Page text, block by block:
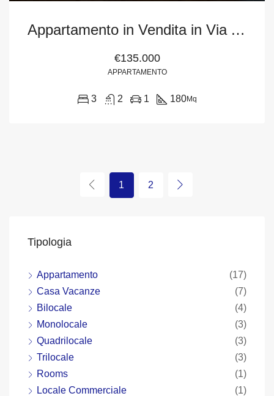
Appartamento in Vendita in Via Archi Nazionale, San Filippo del Mela (Me)
€135.000
APPARTAMENTO
3 2 1 180Mq
1 2
Tipologia
Appartamento
(17)
Casa Vacanze
(7)
Bilocale
(4)
Monolocale
(3)
Quadrilocale
(3)
Trilocale
(3)
Rooms
(1)
Locale Commerciale
(1)